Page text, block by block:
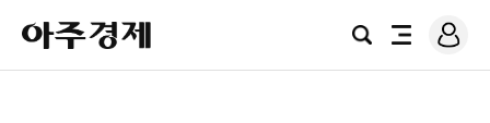
아
주
경
검
전
로
그